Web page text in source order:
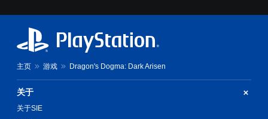
主页 游戏 Dragon's Dogma: Dark Arisen
关于
关于SIE